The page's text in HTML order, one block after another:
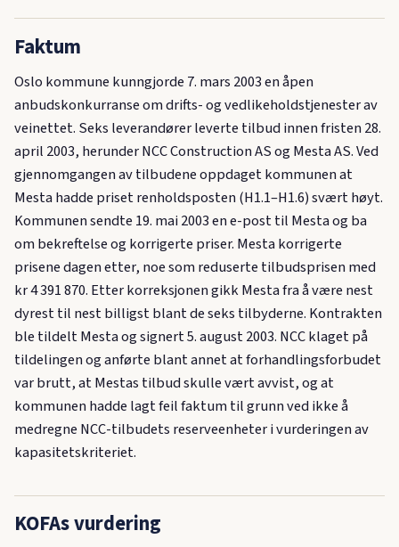
Faktum
Oslo kommune kunngjorde 7. mars 2003 en åpen
anbudskonkurranse om drifts- og vedlikeholdstjenester av
veinettet. Seks leverandører leverte tilbud innen fristen 28.
april 2003, herunder NCC Construction AS og Mesta AS. Ved
gjennomgangen av tilbudene oppdaget kommunen at
Mesta hadde priset renholdsposten (H1.1–H1.6) svært høyt.
Kommunen sendte 19. mai 2003 en e-post til Mesta og ba
om bekreftelse og korrigerte priser. Mesta korrigerte
prisene dagen etter, noe som reduserte tilbudsprisen med
kr 4 391 870. Etter korreksjonen gikk Mesta fra å være nest
dyrest til nest billigst blant de seks tilbyderne. Kontrakten
ble tildelt Mesta og signert 5. august 2003. NCC klaget på
tildelingen og anførte blant annet at forhandlingsforbudet
var brutt, at Mestas tilbud skulle vært avvist, og at
kommunen hadde lagt feil faktum til grunn ved ikke å
medregne NCC-tilbudets reserveenheter i vurderingen av
kapasitetskriteriet.
KOFAs vurdering